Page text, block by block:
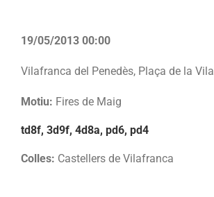
19/05/2013 00:00
Vilafranca del Penedès, Plaça de la Vila
Motiu: Fires de Maig
td8f, 3d9f, 4d8a, pd6, pd4
Colles: Castellers de Vilafranca